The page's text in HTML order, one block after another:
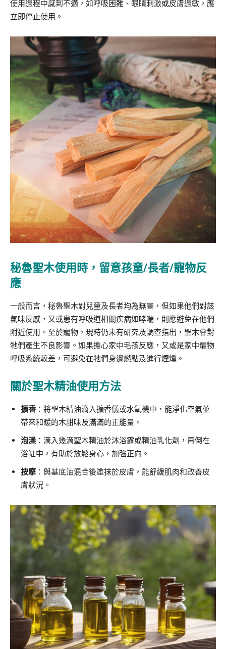
使用過程中感到不適，如呼吸困難、眼睛刺激或皮膚過敏，應
立即停止使用。
秘魯聖木使用時，留意孩童/長者/寵物反
應
一般而言，秘魯聖木對兒童及長者均為無害，但如果他們對該
氣味反感，又或患有呼吸道相關疾病如哮喘，則應避免在他們
附近使用。至於寵物，現時仍未有研究及調查指出，聖木會對
牠們產生不良影響。如果擔心家中毛孩反應，又或是家中寵物
呼吸系統較差，可避免在牠們身邊燃點及進行煙燻。
關於聖木精油使用方法
擴香 ：將聖木精油滴入擴香儀或水氧機中，能淨化空氣並
帶來和暖的木甜味及滿滿的正能量。
泡澡 ：滴入幾滴聖木精油於沐浴露或精油乳化劑，再倒在
浴缸中，有助於放鬆身心，加強正向。
按摩 ：與基底油混合後塗抹於皮膚，能舒緩肌肉和改善皮
膚狀況。